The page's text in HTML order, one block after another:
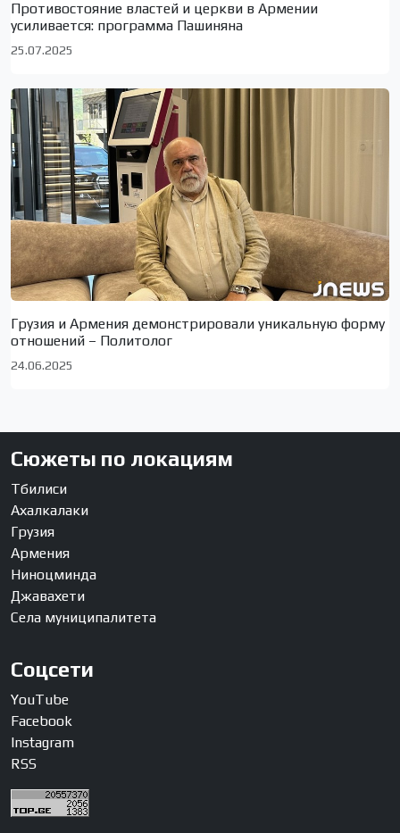
Противостояние властей и церкви в Армении
усиливается: программа Пашиняна
25.07.2025
Грузия и Армения демонстрировали уникальную форму
отношений – Политолог
24.06.2025
Сюжеты по локациям
Тбилиси
Ахалкалаки
Грузия
Армения
Ниноцминда
Джавахети
Села муниципалитета
Соцсети
YouTube
Facebook
Instagram
RSS